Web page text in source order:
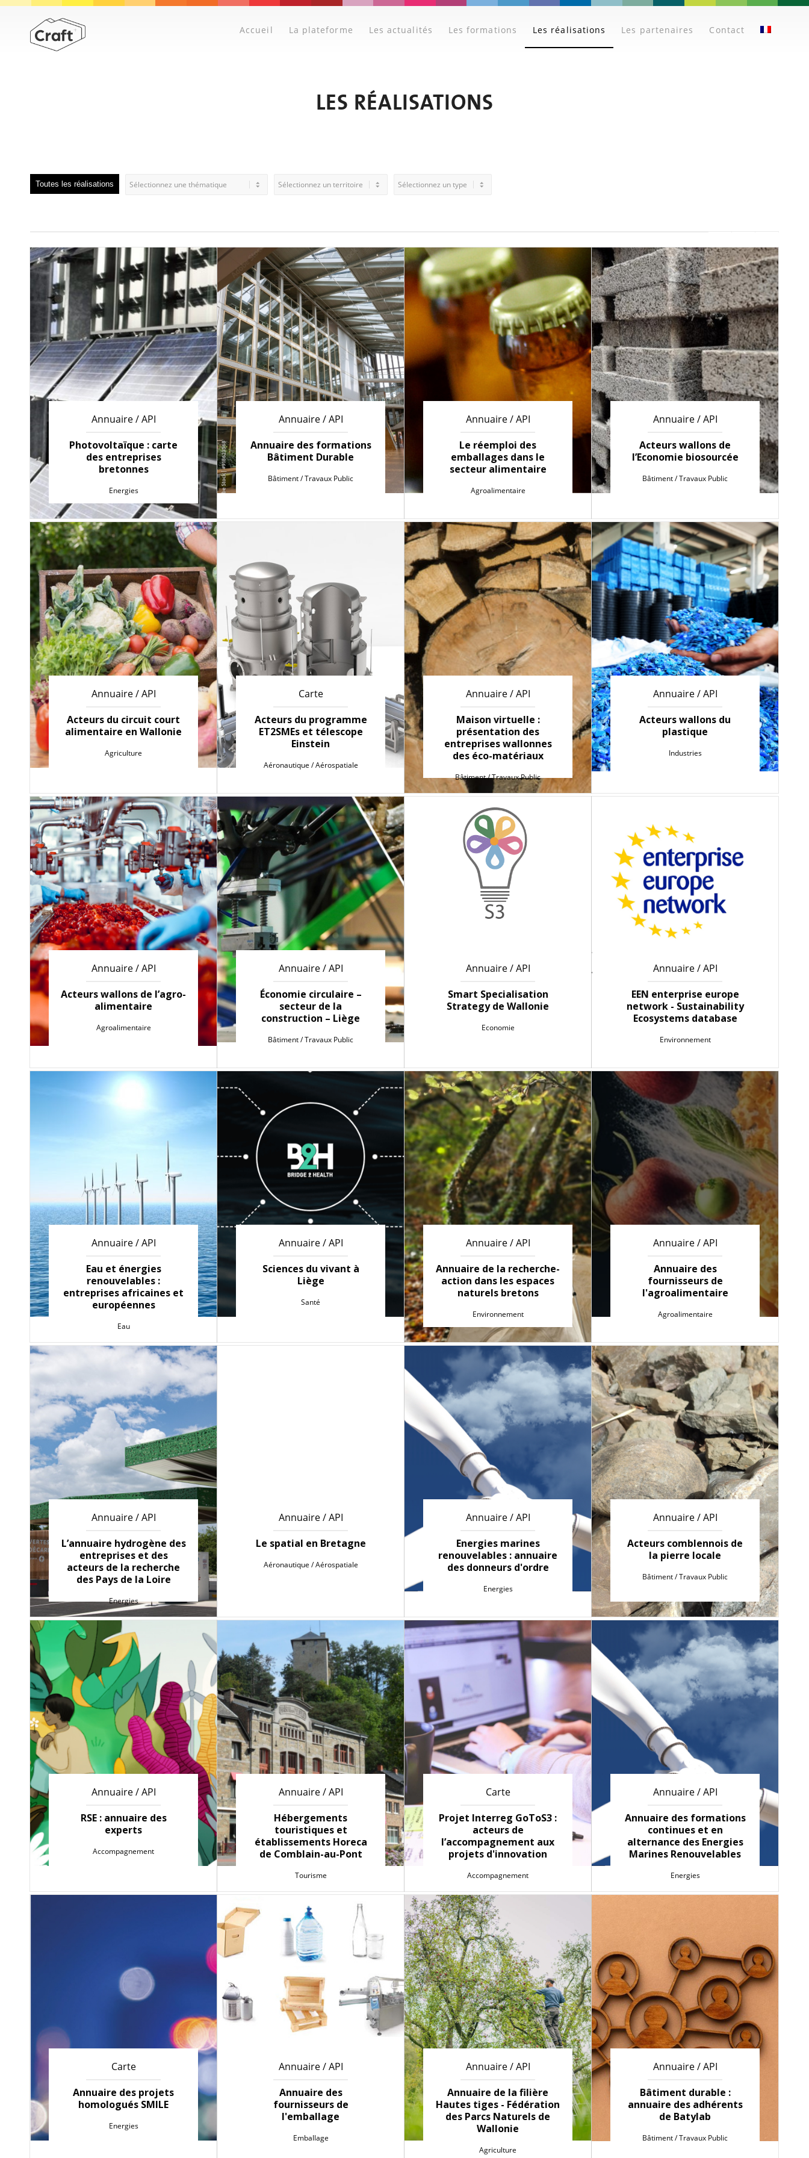
Accueil La plateforme Les actualités Les formations Les réalisations Les partenaires Contact
LES RÉALISATIONS
Toutes les réalisations
Annuaire / API
Photovoltaïque : carte
des entreprises
bretonnes
Energies
Annuaire / API
Annuaire des formations
Bâtiment Durable
Bâtiment / Travaux Public
Annuaire / API
Le réemploi des
emballages dans le
secteur alimentaire
Agroalimentaire
Annuaire / API
Acteurs wallons de
l’Economie biosourcée
Bâtiment / Travaux Public
Annuaire / API
Acteurs du circuit court
alimentaire en Wallonie
Agriculture
Carte
Acteurs du programme
ET2SMEs et télescope
Einstein
Aéronautique / Aérospatiale
Annuaire / API
Maison virtuelle :
présentation des
entreprises wallonnes
des éco-matériaux
Bâtiment / Travaux Public
Annuaire / API
Acteurs wallons du
plastique
Industries
Annuaire / API
Acteurs wallons de l’agro-
alimentaire
Agroalimentaire
Annuaire / API
Économie circulaire –
secteur de la
construction – Liège
Bâtiment / Travaux Public
Annuaire / API
Smart Specialisation
Strategy de Wallonie
Economie
Annuaire / API
EEN enterprise europe
network - Sustainability
Ecosystems database
Environnement
Annuaire / API
Eau et énergies
renouvelables :
entreprises africaines et
européennes
Eau
Annuaire / API
Sciences du vivant à
Liège
Santé
Annuaire / API
Annuaire de la recherche-
action dans les espaces
naturels bretons
Environnement
Annuaire / API
Annuaire des
fournisseurs de
l'agroalimentaire
Agroalimentaire
Annuaire / API
L’annuaire hydrogène des
entreprises et des
acteurs de la recherche
des Pays de la Loire
Energies
Annuaire / API
Le spatial en Bretagne
Aéronautique / Aérospatiale
Annuaire / API
Energies marines
renouvelables : annuaire
des donneurs d'ordre
Energies
Annuaire / API
Acteurs comblennois de
la pierre locale
Bâtiment / Travaux Public
Annuaire / API
RSE : annuaire des
experts
Accompagnement
Annuaire / API
Hébergements
touristiques et
établissements Horeca
de Comblain-au-Pont
Tourisme
Carte
Projet Interreg GoToS3 :
acteurs de
l’accompagnement aux
projets d'innovation
Accompagnement
Annuaire / API
Annuaire des formations
continues et en
alternance des Energies
Marines Renouvelables
Energies
Carte
Annuaire des projets
homologués SMILE
Energies
Annuaire / API
Annuaire des
fournisseurs de
l'emballage
Emballage
Annuaire / API
Annuaire de la filière
Hautes tiges - Fédération
des Parcs Naturels de
Wallonie
Agriculture
Annuaire / API
Bâtiment durable :
annuaire des adhérents
de Batylab
Bâtiment / Travaux Public